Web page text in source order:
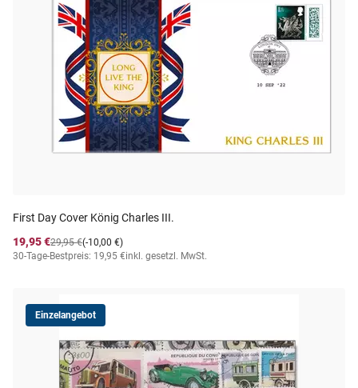
First Day Cover König Charles III.
19,95 €
(-10,00 €)
29,95 €
30-Tage-Bestpreis: 19,95 €inkl. gesetzl. MwSt.
Einzelangebot